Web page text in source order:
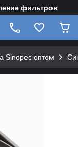
фильтров
Sinopec оптом